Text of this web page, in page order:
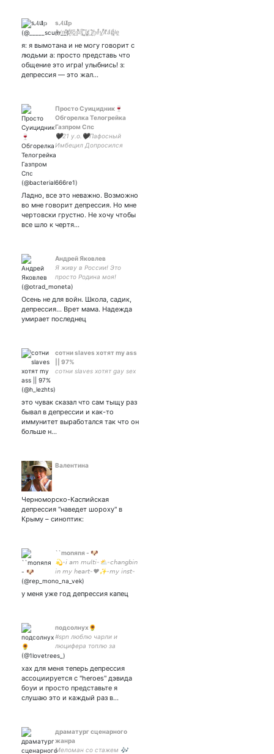
s𝓐เ𝐈𝕡
s̵̛̱̱̎y̸̵m̵̶͂̐bͨ͡i̸̺ȍ̪͟s̛̝̽ͮ̕is̢ͫ͢ ̜̭͆̀i͔͍͗̄s̷̳̥̕ ́́͢ĩ̢̙͝n͔̗eͨ̊v̫̲̕i̊ͧ͏t̸͊̍a̎b̷̢̬ͦl͔e̘͜
я: я вымотана и не могу говорит с
людьми а: просто представь что
общение это игра! улыбнись! з:
депрессия — это жал…
Просто Суицидник🍷
Обгорелка Телогрейка
Газпром Спс
🖤21 y.o.🖤Пафосный
Имбецил Допросился
Охренительных
Ладно, все это неважно. Возможно
во мне говорит депрессия. Но мне
чертовски грустно. Не хочу чтобы
все шло к чертя…
Андрей Яковлев
Я живу в России! Это
просто Родина моя!
Осень не для войн. Школа, садик,
депрессия... Врет мама. Надежда
умирает последнец
сотни slaves хотят my ass
|| 97%
сотни slaves хотят gay sex
это чувак сказал что сам тыщу раз
бывал в депрессии и как-то
иммунитет выработался так что он
больше н…
Валентина
Черноморско-Каспийская
депрессия "наведет шороху" в
Крыму – синоптик:
``monяnя - 🐶
💫-𝘪 𝘢𝘮 𝘮𝘶𝘭𝘵𝘪-⛅-𝘤𝘩𝘢𝘯𝘨𝘣𝘪𝘯
𝘪𝘯 𝘮𝘺 𝘩𝘦𝘢𝘳𝘵-❤️✨-𝘮𝘺 𝘪𝘯𝘴𝘵-
𝘢𝘬𝘬 𝘭𝘰𝘷𝘦 𝘮𝘺 𝘨𝘪𝘳𝘭𝘴 𝘢𝘯𝘥
у меня уже год депрессия капец
подсолнух🌻
#spn люблю чарли и
люцифера топлю за
винцестиэль и часто плачу
она/ 💜нежно целую
рептилоидов💜
хах для меня теперь депрессия
ассоциируется с "heroes" дэвида
боуи и просто представьте я
слушаю это и каждый раз в…
драматург сценарного
жанра
Меломан со стажем 🎶